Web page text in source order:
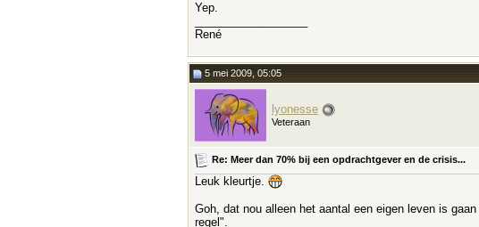
Yep.
René
5 mei 2009, 05:05
lyonesse
Veteraan
Re: Meer dan 70% bij een opdrachtgever en de crisis...
Leuk kleurtje.
Goh, dat nou alleen het aantal een eigen leven is
regel".